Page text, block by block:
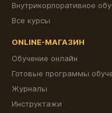
Внутрикорпоративное
Все курсы
ONLINE-МАГАЗИН
Обучение онлайн
Готовые программы
Журналы
Инструктажи